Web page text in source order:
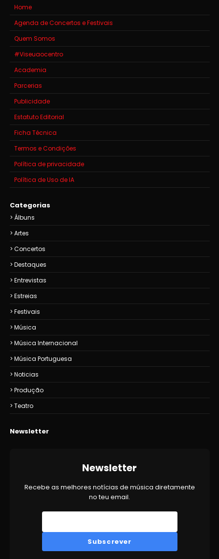
Home
Agenda de Concertos e Festivais
Quem Somos
#Viseuaocentro
Academia
Parcerias
Publicidade
Estatuto Editorial
Ficha Técnica
Termos e Condições
Política de privacidade
Política de Uso de IA
Categorias
Álbuns
Artes
Concertos
Destaques
Entrevistas
Estreias
Festivais
Música
Música Internacional
Música Portuguesa
Noticias
Produção
Teatro
Newsletter
Newsletter
Recebe as melhores notícias de música diretamente
no teu email.
Subscrever